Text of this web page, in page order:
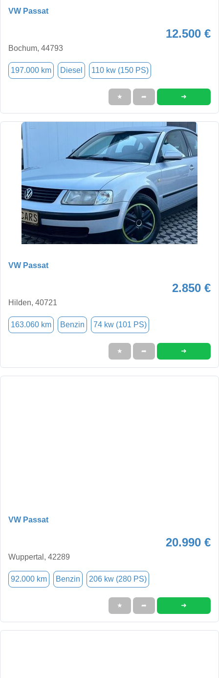
VW Passat
12.500 €
Bochum, 44793
197.000 km Diesel 110 kw (150 PS)
★ ➦ ➜
VW Passat
2.850 €
Hilden, 40721
163.060 km Benzin 74 kw (101 PS)
★ ➦ ➜
VW Passat
20.990 €
Wuppertal, 42289
92.000 km Benzin 206 kw (280 PS)
★ ➦ ➜